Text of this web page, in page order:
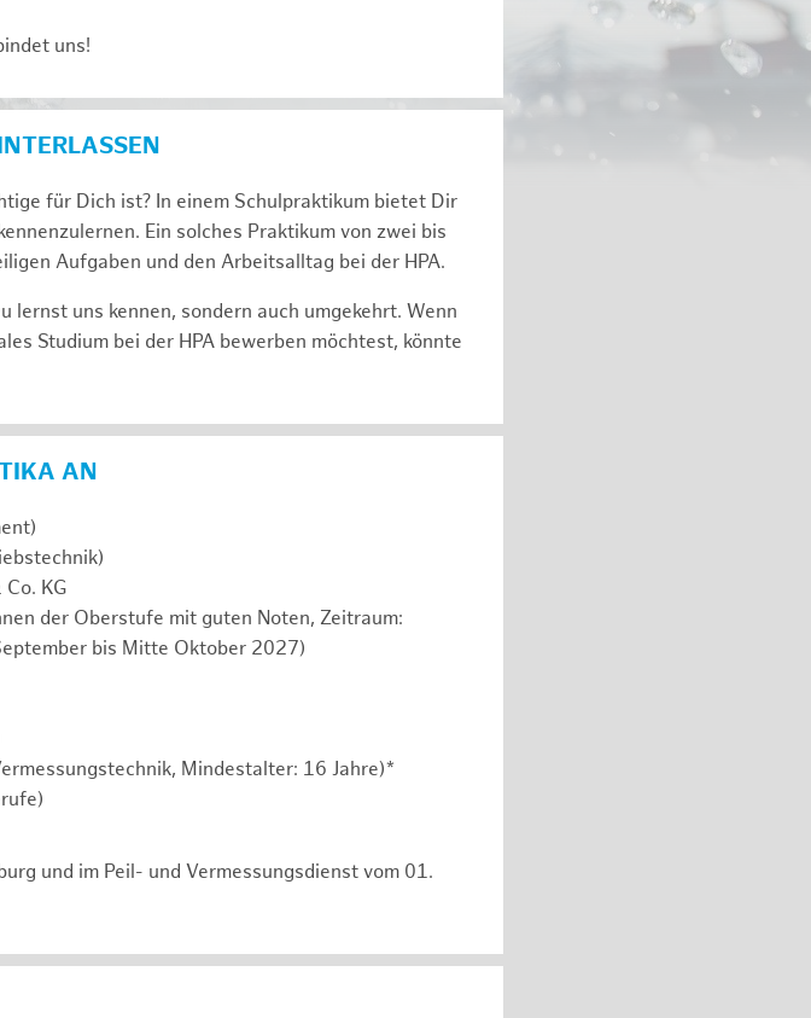
uns!
für Dich ist? In einem Schulpraktikum bietet Dir
Ein solches Prak­ti­kum von zwei bis
Aufgaben und den Ar­beits­all­tag bei der HPA.
lernst uns ken­nen, son­dern auch um­ge­kehrt. Wenn
Studium bei der HPA be­wer­ben möch­test, könnte
AN
KG
der Oberstufe mit guten Noten, Zeitraum:
bis Mitte Oktober 2027)
Mindestalter: 16 Jahre)*
und im Peil- und Vermessungsdienst vom 01.